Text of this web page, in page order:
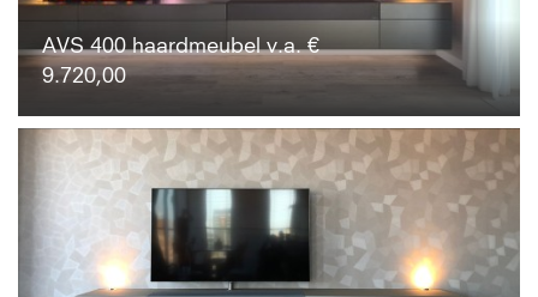
AVS 400 haardmeubel v.a. €
9.720,00